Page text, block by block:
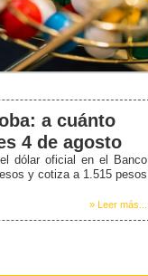
a cuánto
4 de agosto
dólar oficial en el Banco
y cotiza a 1.515 pesos
» Leer más...